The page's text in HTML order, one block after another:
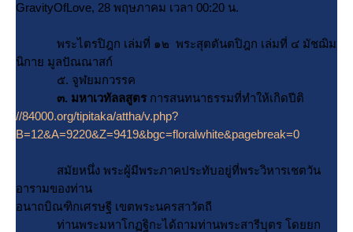
GravityOfLove, 28 พฤษภาคม เวลา 00:20 น.
พระไตรปิฎก เล่มที่ ๑๒ พระสุตตันตปิฎก เล่มที่ ๔ มัชฌิม
นิกาย มูลปัณณาสก์
๕. จูฬยมกวรรค
๓. มหาเวทัลลสูตร การสนทนาธรรมที่ทำให้เกิดปีติ
//84000.org/tipitaka/attha/v.php?
B=12&A=9220&Z=9419&bgc=floralwhite&pagebreak=0
สมัยหนึ่ง พระผู้มีพระภาคประทับอยู่ที่พระวิหารเชตวัน
อารามของท่าน
อนาถบิณฑิกเศรษฐี เขตพระนครสาวัตถี
ท่านพระมหาโกฏฐิกะได้ถามท่านพระสารีบุตร โดยยก